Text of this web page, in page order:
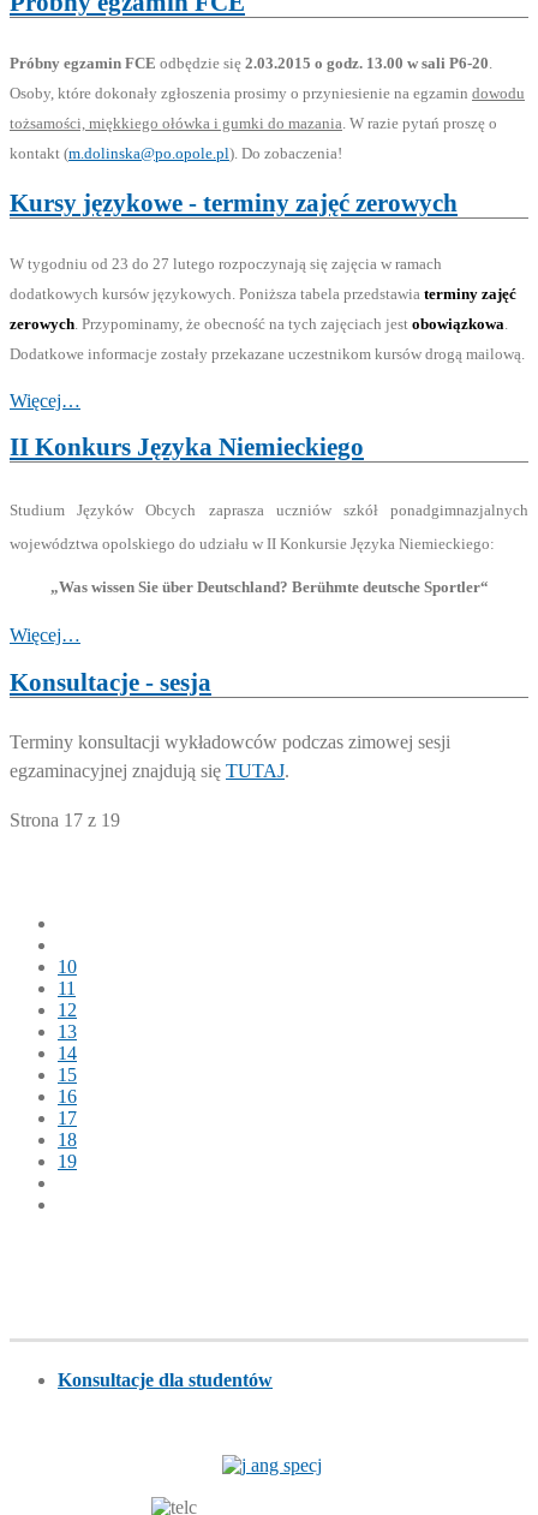
Próbny egzamin FCE odbędzie się 2.03.2015 o godz. 13.00 w sali P6-20
Osoby, które dokonały zgłoszenia prosimy o przyniesienie na egzamin dowodu
tożsamości, miękkiego ołówka i gumki do mazania . W razie pytań proszę o
kontakt (m.dolinska@po.opole.pl). Do zobaczenia!
Kursy językowe - terminy zajęć zerowych
W tygodniu od 23 do 27 lutego rozpoczynają się zajęcia w ramach
dodatkowych kursów językowych. Poniższa tabela przedstawia terminy zajęć
zerowych. Przypominamy, że obecność na tych zajęciach jest obowiązkowa.
Dodatkowe informacje zostały przekazane uczestnikom kursów drogą mailową.
Więcej…
II Konkurs Języka Niemieckiego
Studium Języków Obcych zaprasza uczniów szkół ponadgimnazjalnych
województwa opolskiego do udziału w II Konkursie Języka Niemieckiego:
„Was wissen Sie über Deutschland? Berühmte deutsche Sportler“
Więcej…
Konsultacje - sesja
Terminy konsultacji wykładowców podczas zimowej sesji
egzaminacyjnej znajdują się TUTAJ.
Strona 17 z 19
10
11
12
13
14
15
16
17
18
19
Konsultacje dla studentów